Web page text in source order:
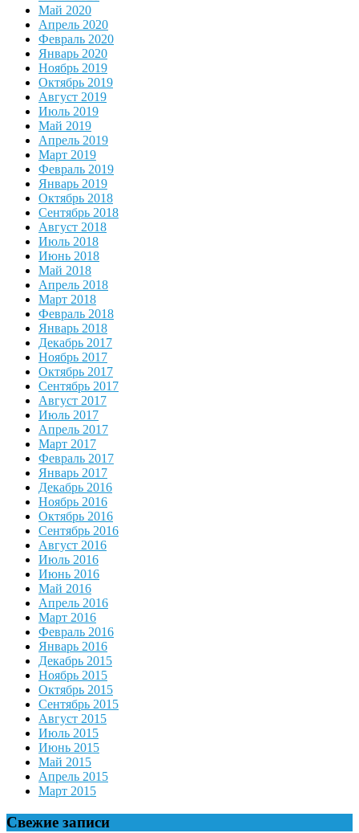
Май 2020
Апрель 2020
Февраль 2020
Январь 2020
Ноябрь 2019
Октябрь 2019
Август 2019
Июль 2019
Май 2019
Апрель 2019
Март 2019
Февраль 2019
Январь 2019
Октябрь 2018
Сентябрь 2018
Август 2018
Июль 2018
Июнь 2018
Май 2018
Апрель 2018
Март 2018
Февраль 2018
Январь 2018
Декабрь 2017
Ноябрь 2017
Октябрь 2017
Сентябрь 2017
Август 2017
Июль 2017
Апрель 2017
Март 2017
Февраль 2017
Январь 2017
Декабрь 2016
Ноябрь 2016
Октябрь 2016
Сентябрь 2016
Август 2016
Июль 2016
Июнь 2016
Май 2016
Апрель 2016
Март 2016
Февраль 2016
Январь 2016
Декабрь 2015
Ноябрь 2015
Октябрь 2015
Сентябрь 2015
Август 2015
Июль 2015
Июнь 2015
Май 2015
Апрель 2015
Март 2015
Свежие записи